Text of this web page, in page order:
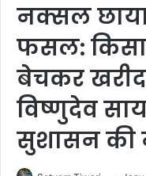
नक्सल
फसल:
बेचकर
विष्णुदेव
सुशासन की